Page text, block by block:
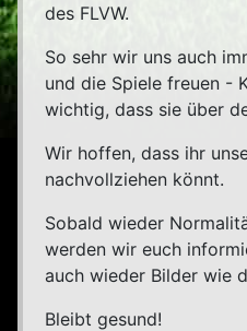
des FLVW.
So sehr wir uns auch
und die Spiele freuen -
wichtig, dass sie über
Wir hoffen, dass ihr
nachvollziehen könnt.
Sobald wieder
werden wir euch
auch wieder Bilder wie
Bleibt gesund!